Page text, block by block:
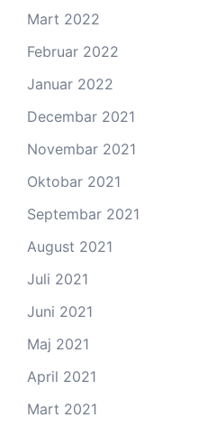
Mart 2022
Februar 2022
Januar 2022
Decembar 2021
Novembar 2021
Oktobar 2021
Septembar 2021
August 2021
Juli 2021
Juni 2021
Maj 2021
April 2021
Mart 2021